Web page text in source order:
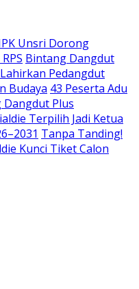
Unsri Dorong
Bintang Dangdut
Pedangdut
Budaya 43 Peserta Adu
Dangdut Plus
Terpilih Jadi Ketua
Tanpa Tanding!
Kunci Tiket Calon